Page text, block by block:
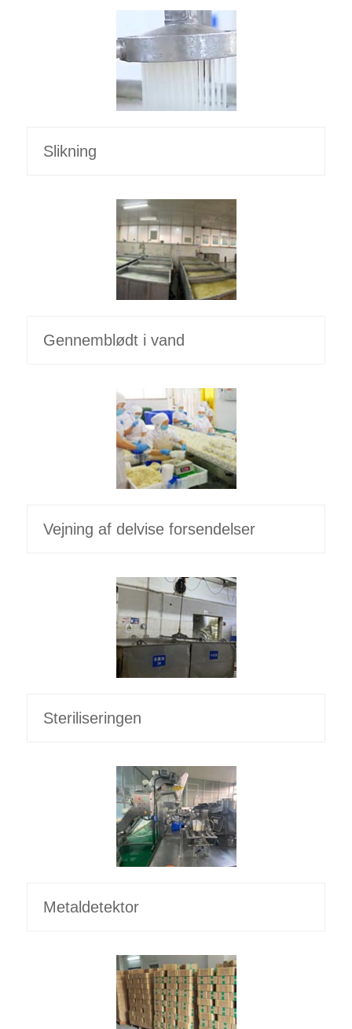
Slikning
Gennemblødt i vand
Vejning af delvise forsendelser
Steriliseringen
Metaldetektor